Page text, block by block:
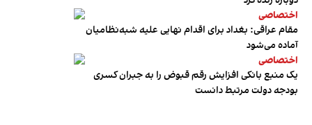
اختصاصی
مقام عراقی: بغداد برای اقدام نهایی علیه شبه‌نظامیان
آماده می‌شود
اختصاصی
یک منبع بانکی افزایش رقم قبوض را به جبران کسری
بودجه دولت مرتبط دانست